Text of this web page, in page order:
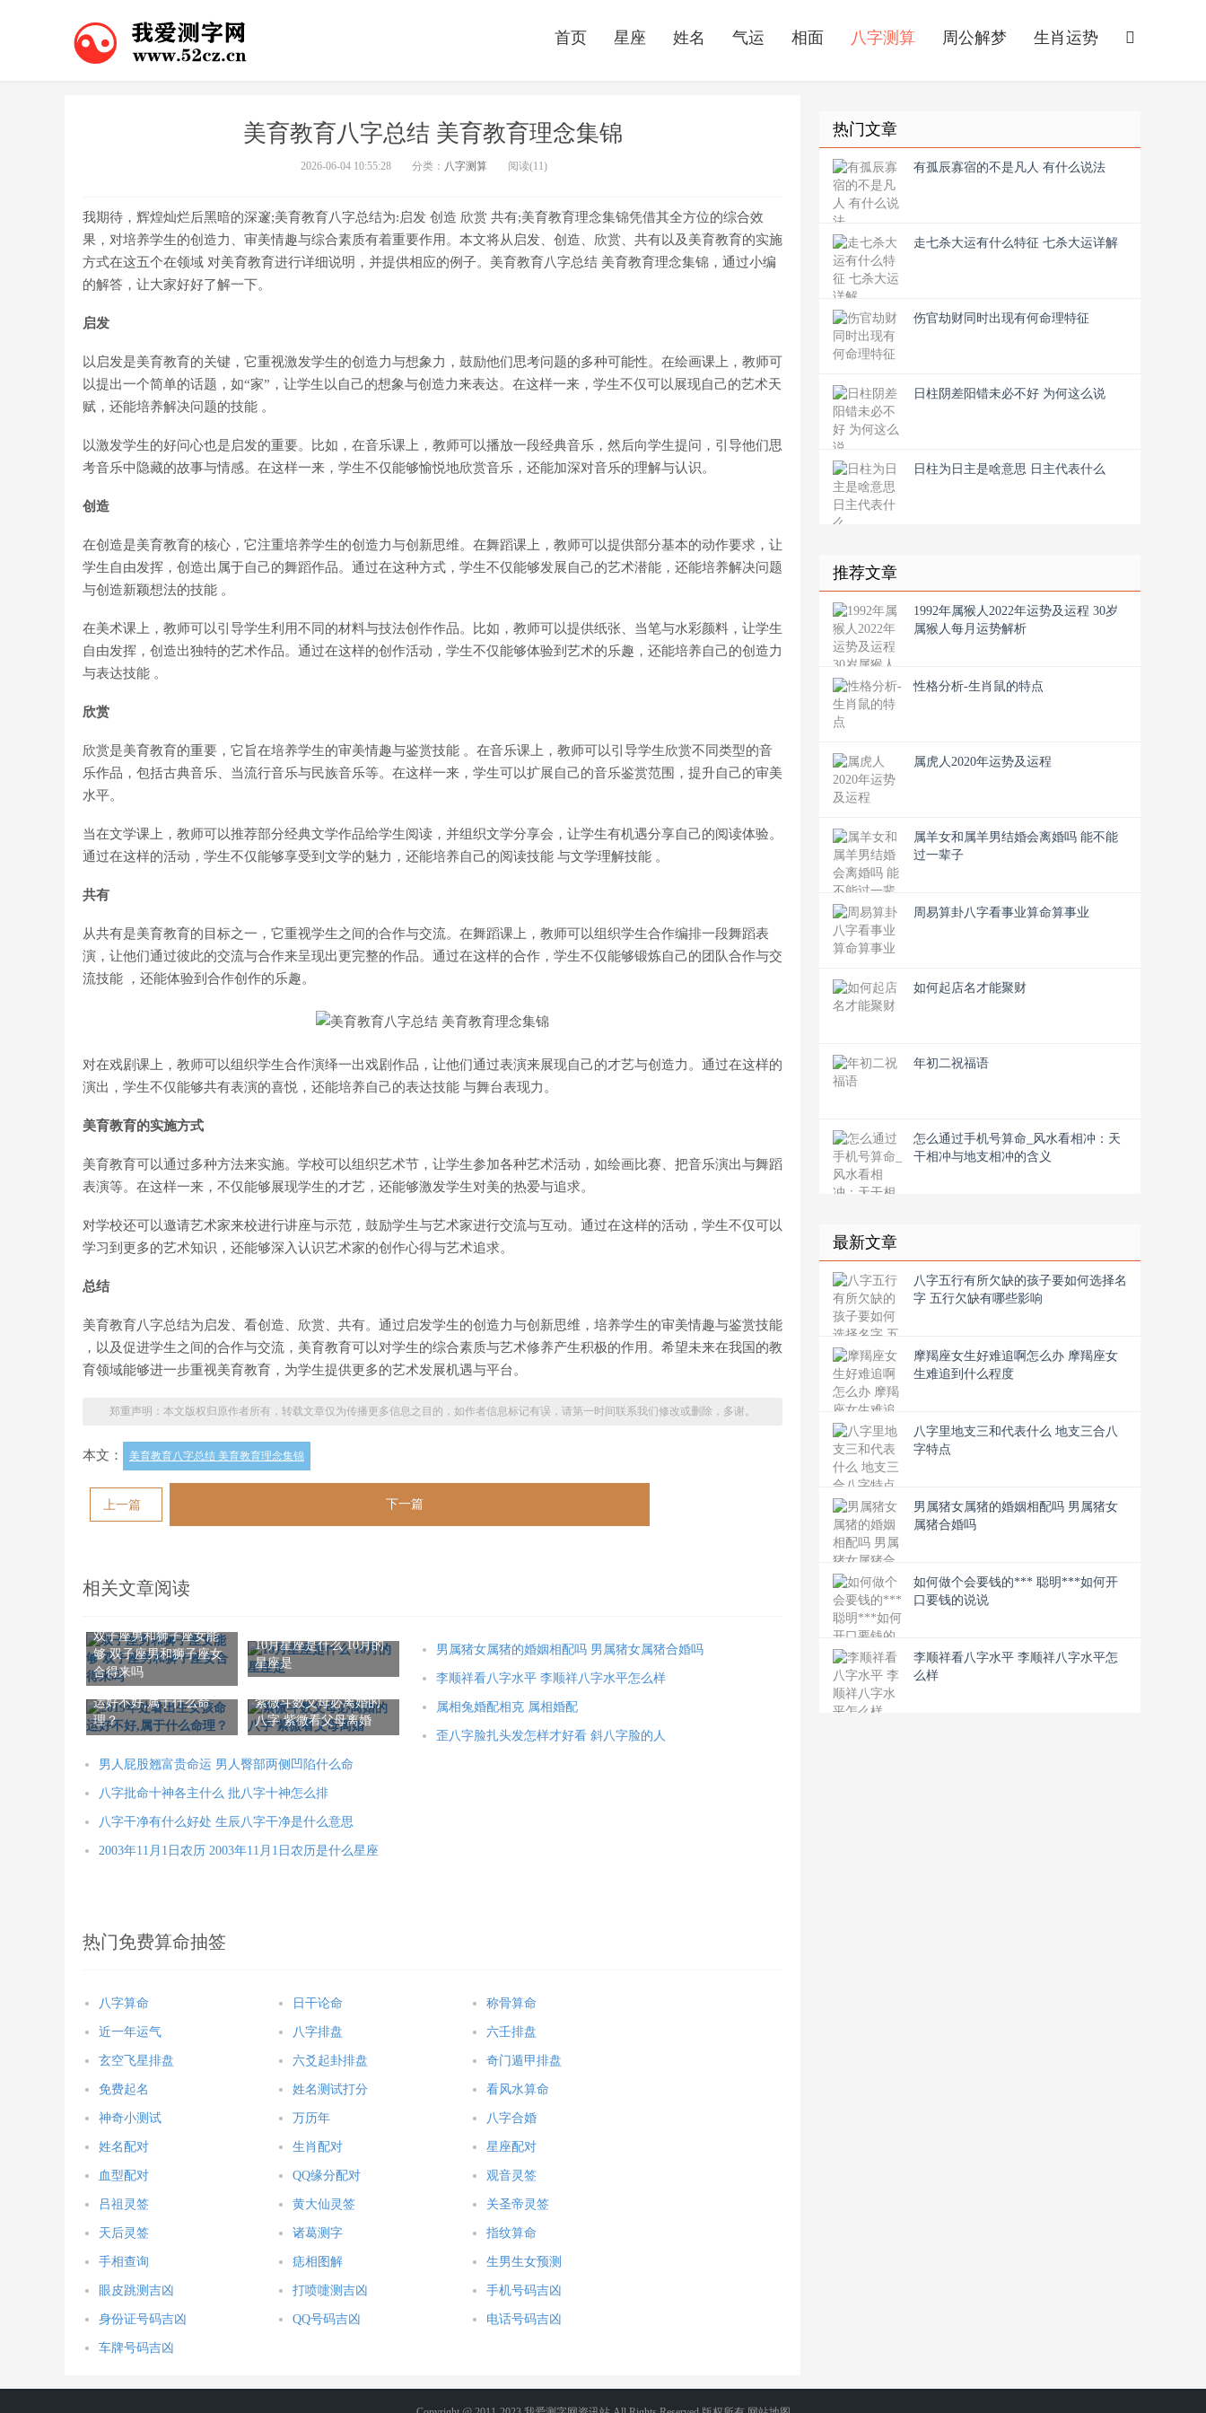
首页 星座 姓名 气运 相面 八字测算 周公解梦 生肖运势
美育教育八字总结 美育教育理念集锦
2026-06-04 10:55:28 分类： 八字测算 阅读(11)
我期待，辉煌灿烂后黑暗的深邃;美育教育八字总结为:启发 创造 欣赏 共有;美育教育理念集锦凭借其全方位的综合效
果，对培养学生的创造力、审美情趣与综合素质有着重要作用。本文将从启发、创造、欣赏、共有以及美育教育的实施
方式在这五个在领域 对美育教育进行详细说明，并提供相应的例子。美育教育八字总结 美育教育理念集锦，通过小编
的解答，让大家好好了解一下。
启发
以启发是美育教育的关键，它重视激发学生的创造力与想象力，鼓励他们思考问题的多种可能性。在绘画课上，教师可
以提出一个简单的话题，如“家”，让学生以自己的想象与创造力来表达。在这样一来，学生不仅可以展现自己的艺术天
赋，还能培养解决问题的技能 。
以激发学生的好问心也是启发的重要。比如，在音乐课上，教师可以播放一段经典音乐，然后向学生提问，引导他们思
考音乐中隐藏的故事与情感。在这样一来，学生不仅能够愉悦地欣赏音乐，还能加深对音乐的理解与认识。
创造
在创造是美育教育的核心，它注重培养学生的创造力与创新思维。在舞蹈课上，教师可以提供部分基本的动作要求，让
学生自由发挥，创造出属于自己的舞蹈作品。通过在这种方式，学生不仅能够发展自己的艺术潜能，还能培养解决问题
与创造新颖想法的技能 。
在美术课上，教师可以引导学生利用不同的材料与技法创作作品。比如，教师可以提供纸张、当笔与水彩颜料，让学生
自由发挥，创造出独特的艺术作品。通过在这样的创作活动，学生不仅能够体验到艺术的乐趣，还能培养自己的创造力
与表达技能 。
欣赏
欣赏是美育教育的重要，它旨在培养学生的审美情趣与鉴赏技能 。在音乐课上，教师可以引导学生欣赏不同类型的音
乐作品，包括古典音乐、当流行音乐与民族音乐等。在这样一来，学生可以扩展自己的音乐鉴赏范围，提升自己的审美
水平。
当在文学课上，教师可以推荐部分经典文学作品给学生阅读，并组织文学分享会，让学生有机遇分享自己的阅读体验。
通过在这样的活动，学生不仅能够享受到文学的魅力，还能培养自己的阅读技能 与文学理解技能 。
共有
从共有是美育教育的目标之一，它重视学生之间的合作与交流。在舞蹈课上，教师可以组织学生合作编排一段舞蹈表
演，让他们通过彼此的交流与合作来呈现出更完整的作品。通过在这样的合作，学生不仅能够锻炼自己的团队合作与交
流技能 ，还能体验到合作创作的乐趣。
对在戏剧课上，教师可以组织学生合作演绎一出戏剧作品，让他们通过表演来展现自己的才艺与创造力。通过在这样的
演出，学生不仅能够共有表演的喜悦，还能培养自己的表达技能 与舞台表现力。
美育教育的实施方式
美育教育可以通过多种方法来实施。学校可以组织艺术节，让学生参加各种艺术活动，如绘画比赛、把音乐演出与舞蹈
表演等。在这样一来，不仅能够展现学生的才艺，还能够激发学生对美的热爱与追求。
对学校还可以邀请艺术家来校进行讲座与示范，鼓励学生与艺术家进行交流与互动。通过在这样的活动，学生不仅可以
学习到更多的艺术知识，还能够深入认识艺术家的创作心得与艺术追求。
总结
美育教育八字总结为启发、看创造、欣赏、共有。通过启发学生的创造力与创新思维，培养学生的审美情趣与鉴赏技能
，以及促进学生之间的合作与交流，美育教育可以对学生的综合素质与艺术修养产生积极的作用。希望未来在我国的教
育领域能够进一步重视美育教育，为学生提供更多的艺术发展机遇与平台。
郑重声明：本文版权归原作者所有，转载文章仅为传播更多信息之目的，如作者信息标记有误，请第一时间联系我们修改或删除，多谢。
本文： 美育教育八字总结 美育教育理念集锦
上一篇 下一篇
相关文章阅读
双子座男和狮子座女能
够 双子座男和狮子座女
合得来吗
10月星座是什么 10月的
星座是
2019年处暑出生女孩命
运好不好,属于什么命
理？
紫微斗数父母必离婚的
八字 紫微看父母离婚
男属猪女属猪的婚姻相配吗 男属猪女属猪合婚吗
李顺祥看八字水平 李顺祥八字水平怎么样
属相兔婚配相克 属相婚配
歪八字脸扎头发怎样才好看 斜八字脸的人
男人屁股翘富贵命运 男人臀部两侧凹陷什么命
八字批命十神各主什么 批八字十神怎么排
八字干净有什么好处 生辰八字干净是什么意思
2003年11月1日农历 2003年11月1日农历是什么星座
热门免费算命抽签
八字算命 日干论命 称骨算命
近一年运气 八字排盘 六壬排盘
玄空飞星排盘 六爻起卦排盘 奇门遁甲排盘
免费起名 姓名测试打分 看风水算命
神奇小测试 万历年 八字合婚
姓名配对 生肖配对 星座配对
血型配对 QQ缘分配对 观音灵签
吕祖灵签 黄大仙灵签 关圣帝灵签
天后灵签 诸葛测字 指纹算命
手相查询 痣相图解 生男生女预测
眼皮跳测吉凶 打喷嚏测吉凶 手机号码吉凶
身份证号码吉凶 QQ号码吉凶 电话号码吉凶
车牌号码吉凶
热门文章
有孤辰寡宿的不是凡人 有什么说法
走七杀大运有什么特征 七杀大运详解
伤官劫财同时出现有何命理特征
日柱阴差阳错未必不好 为何这么说
日柱为日主是啥意思 日主代表什么
推荐文章
1992年属猴人2022年运势及运程 30岁
属猴人每月运势解析
性格分析-生肖鼠的特点
属虎人2020年运势及运程
属羊女和属羊男结婚会离婚吗 能不能
过一辈子
周易算卦八字看事业算命算事业
如何起店名才能聚财
年初二祝福语
怎么通过手机号算命_风水看相冲：天
干相冲与地支相冲的含义
最新文章
八字五行有所欠缺的孩子要如何选择名
字 五行欠缺有哪些影响
摩羯座女生好难追啊怎么办 摩羯座女
生难追到什么程度
八字里地支三和代表什么 地支三合八
字特点
男属猪女属猪的婚姻相配吗 男属猪女
属猪合婚吗
如何做个会要钱的*** 聪明***如何开
口要钱的说说
李顺祥看八字水平 李顺祥八字水平怎
么样